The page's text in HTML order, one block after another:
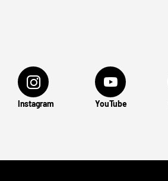
Instagram YouTube